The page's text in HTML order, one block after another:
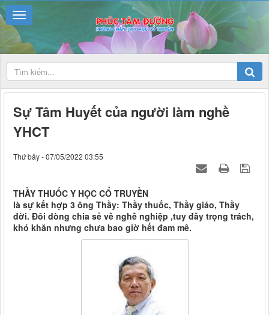
Sự Tâm Huyết của người làm nghề
YHCT
Thứ bảy - 07/05/2022 03:55
THẦY THUỐC Y HỌC CỔ TRUYỀN
là sự kết hợp 3 ông Thầy: Thầy thuốc, Thầy giáo, Thầy
đời. Đôi dòng chia sẻ về nghề nghiệp ,tuy đầy trọng trách,
khó khăn nhưng chưa bao giờ hết đam mê.